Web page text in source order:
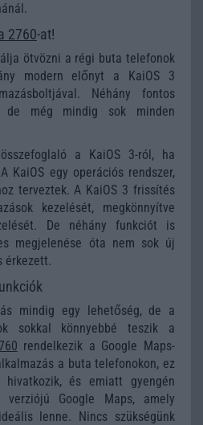
2760-at!
ötvözni a régi buta telefonok
modern előnyt a KaiOS 3
Néhány fontos
de még mindig sok minden
a KaiOS 3-ról, ha
KaiOS egy operációs rendszer,
terveztek. A KaiOS 3 frissítés
kezelését, megkönnyítve
De néhány funkciót is
megjelenése óta nem sok új
érkezett.
mindig egy lehetőség, de a
sokkal könnyebbé teszik a
rendelkezik a Google Maps-
a buta telefonokon, ez
hivatkozik, és emiatt gyengén
Google Maps, amely
lenne. Nincs szükségünk